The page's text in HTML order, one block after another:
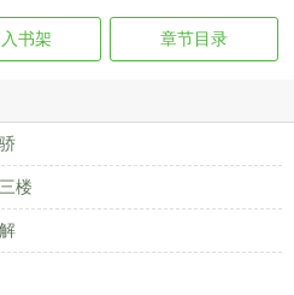
书架 章节目录
楼